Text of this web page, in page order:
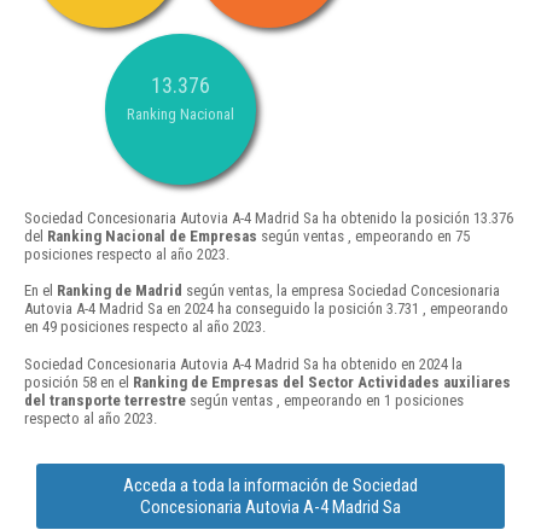
13.376
Ranking Nacional
Sociedad Concesionaria Autovia A-4 Madrid Sa ha obtenido la posición 13.376
del Ranking Nacional de Empresas según ventas , empeorando en 75
posiciones respecto al año 2023.
En el Ranking de Madrid según ventas, la empresa Sociedad Concesionaria
Autovia A-4 Madrid Sa en 2024 ha conseguido la posición 3.731 , empeorando
en 49 posiciones respecto al año 2023.
Sociedad Concesionaria Autovia A-4 Madrid Sa ha obtenido en 2024 la
posición 58 en el Ranking de Empresas del Sector Actividades auxiliares
del transporte terrestre según ventas , empeorando en 1 posiciones
respecto al año 2023.
Acceda a toda la información de Sociedad
Concesionaria Autovia A-4 Madrid Sa